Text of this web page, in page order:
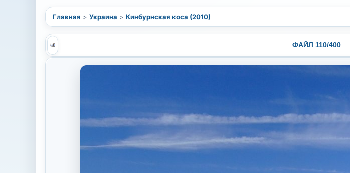
Главная > Украина > Кинбурнская коса (2010)
ФАЙЛ 110/400